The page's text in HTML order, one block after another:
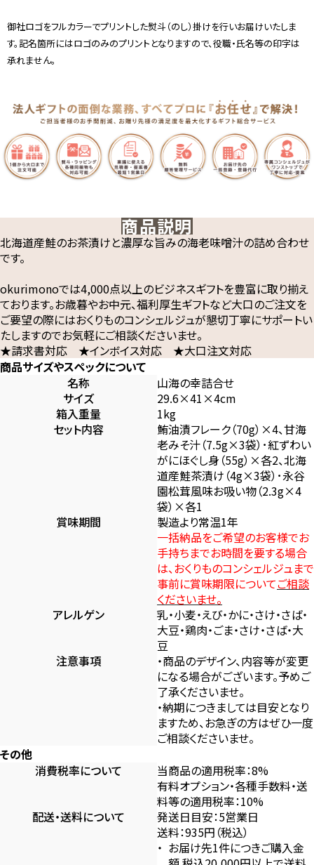
御社ロゴをフルカラーでプリントした熨斗（のし）掛けを行いお届けいたしま
す。記名箇所にはロゴのみのプリントとなりますので、役職・氏名等の印字は
承れません。
商品説明
北海道産鮭のお茶漬けと濃厚な旨みの海老味噌汁の詰め合わせ
です。
okurimonoでは4,000点以上のビジネスギフトを豊富に取り揃え
ております。お歳暮やお中元、福利厚生ギフトなど大口のご注文を
ご要望の際にはおくりものコンシェルジュが懇切丁寧にサポートい
たしますのでお気軽にご相談くださいませ。
★請求書対応 ★インボイス対応 ★大口注文対応
商品サイズやスペックについて
名称
山海の幸詰合せ
サイズ
29.6×41×4cm
箱入重量
1kg
セット内容
鮪油漬フレーク（70g）×4、甘海
老みそ汁（7.5g×3袋）･紅ずわい
がにほぐし身（55g）×各2、北海
道産鮭茶漬け（4g×3袋）･永谷
園松茸風味お吸い物（2.3g×4
袋）×各1
賞味期間
製造より常温1年
一括納品をご希望のお客様でお
手持ちまでお時間を要する場合
は、おくりものコンシェルジュまで
事前に賞味期限についてご相談
くださいませ。
アレルゲン
乳・小麦・えび・かに・さけ・さば・
大豆・鶏肉・ごま・さけ・さば・大
豆
注意事項
・商品のデザイン、内容等が変更
になる場合がございます。予めご
了承くださいませ。
・納期につきましては目安となり
ますため、お急ぎの方はぜひ一度
ご相談くださいませ。
その他
消費税率について
当商品の適用税率：8%
有料オプション・各種手数料・送
料等の適用税率：10%
配送・送料について
発送日目安：5営業日
送料：935円（税込）
お届け先1件につきご購入金